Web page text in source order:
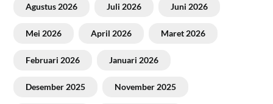
Agustus 2026 Juli 2026 Juni 2026
Mei 2026 April 2026 Maret 2026
Februari 2026 Januari 2026
Desember 2025 November 2025